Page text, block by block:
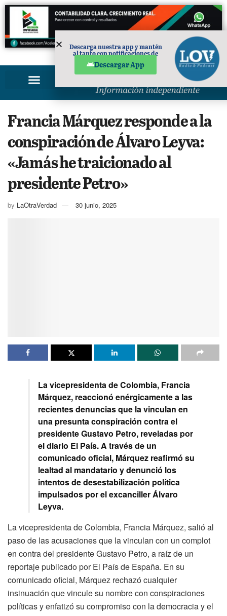
PUBLICIDAD
Francia Márquez responde a la
conspiración de Álvaro Leyva:
«Jamás he traicionado al
presidente Petro»
by LaOtraVerdad 30 junio, 2025
La vicepresidenta de Colombia, Francia
Márquez, reaccionó enérgicamente a las
recientes denuncias que la vinculan en
una presunta conspiración contra el
presidente Gustavo Petro, reveladas por
el diario El País. A través de un
comunicado oficial, Márquez reafirmó su
lealtad al mandatario y denunció los
intentos de desestabilización política
impulsados por el excanciller Álvaro
Leyva.
La vicepresidenta de Colombia, Francia Márquez, salió al
paso de las acusaciones que la vinculan con un complot
en contra del presidente Gustavo Petro, a raíz de un
reportaje publicado por El País de España. En su
comunicado oficial, Márquez rechazó cualquier
insinuación que vincule su nombre con conspiraciones
políticas y enfatizó su compromiso con la democracia y el
Descarga nuestra app y mantén
al tanto con notificaciones de
Descargar App